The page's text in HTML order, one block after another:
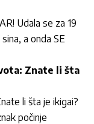
Udala se za 19
a onda SE
Znate li šta
li šta je ikigai?
počinje